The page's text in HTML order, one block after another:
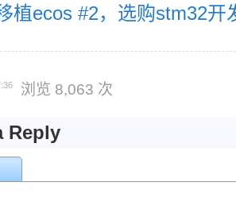
植ecos #2，选购stm32开
浏览 8,063 次
Reply